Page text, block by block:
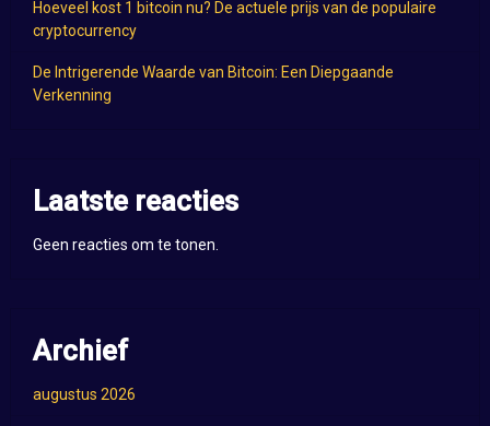
Hoeveel kost 1 bitcoin nu? De actuele prijs van de populaire
cryptocurrency
De Intrigerende Waarde van Bitcoin: Een Diepgaande
Verkenning
Laatste reacties
Geen reacties om te tonen.
Archief
augustus 2026